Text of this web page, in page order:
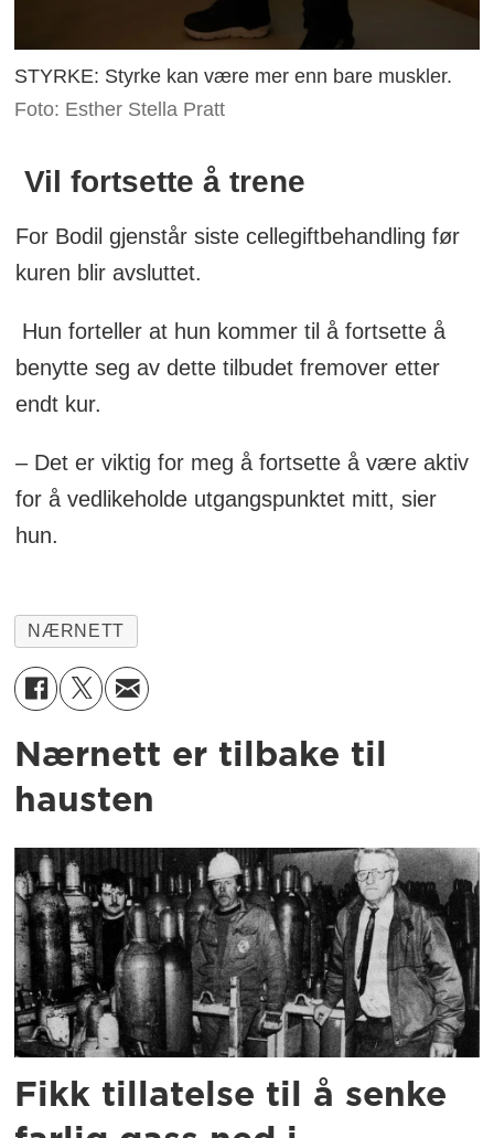
STYRKE: Styrke kan være mer enn bare muskler.
Foto: Esther Stella Pratt
Vil fortsette å trene
For Bodil gjenstår siste cellegiftbehandling før
kuren blir avsluttet.
Hun forteller at hun kommer til å fortsette å
benytte seg av dette tilbudet fremover etter
endt kur.
– Det er viktig for meg å fortsette å være aktiv
for å vedlikeholde utgangspunktet mitt, sier
hun.
NÆRNETT
Nærnett er tilbake til
hausten
Fikk tillatelse til å senke